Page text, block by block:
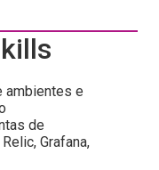
ambientes e
de
Grafana,